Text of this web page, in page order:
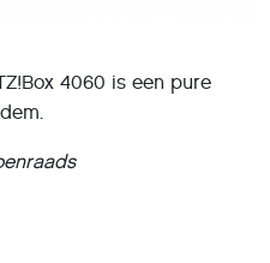
4060 is een pure